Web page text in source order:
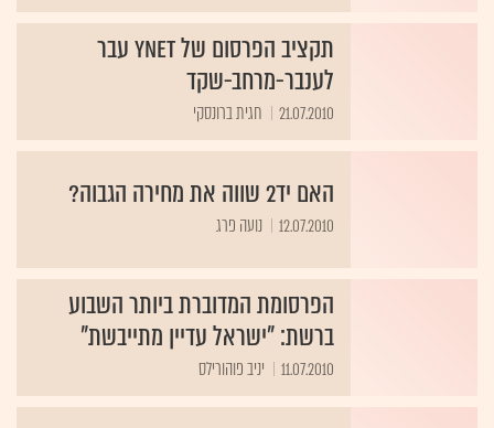
תקציב הפרסום של ynet עבר
לענבר-מרחב-שקד
21.07.2010 חגית ברונסקי
האם יד2 שווה את מחירה הגבוה?
12.07.2010 נועה פרג
הפרסומת המדוברת ביותר השבוע
ברשת: "ישראל עדיין מתייבשת"
11.07.2010 יניב פוהורילס